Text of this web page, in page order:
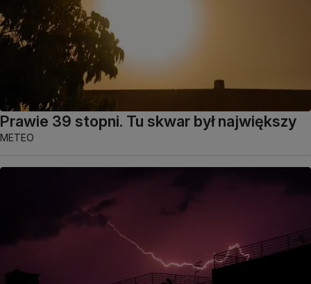
Prawie 39 stopni. Tu skwar był największy
METEO